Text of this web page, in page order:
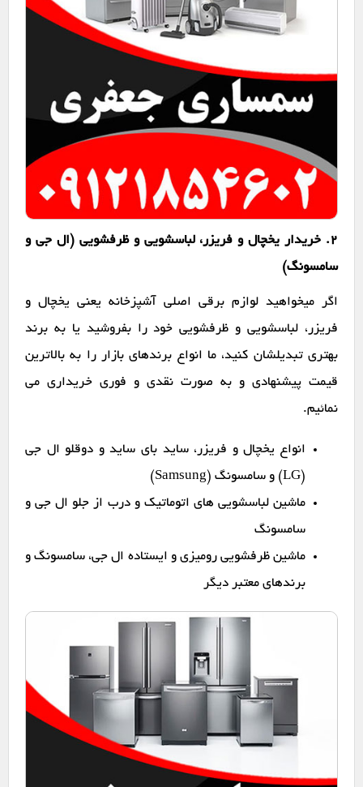
2. خریدار یخچال و فریزر، لباسشویی و ظرفشویی (ال جی و
سامسونگ)
اگر میخواهید لوازم برقی اصلی آشپزخانه یعنی یخچال و
فریزر، لباسشویی و ظرفشویی خود را بفروشید یا به برند
بهتری تبدیلشان کنید، ما انواع برندهای بازار را به بالاترین
قیمت پیشنهادی و به صورت نقدی و فوری خریداری می
نمائیم.
انواع یخچال و فریزر، ساید بای ساید و دوقلو ال جی
(LG) و سامسونگ (Samsung)
ماشین لباسشویی های اتوماتیک و درب از جلو ال جی و
سامسونگ
ماشین ظرفشویی رومیزی و ایستاده ال جی، سامسونگ و
برندهای معتبر دیگر